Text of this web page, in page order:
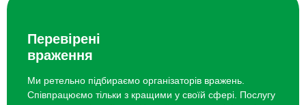
Перевірені
враження
Ми ретельно підбираємо організаторів вражень.
Співпрацюємо тільки з кращими у своїй сфері. Послугу